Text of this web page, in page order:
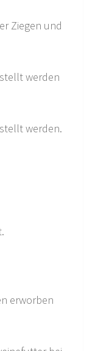
Ziegen und
werden
werden.
erworben